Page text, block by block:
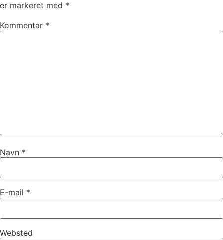
er markeret med *
Kommentar *
Navn *
E-mail *
Websted